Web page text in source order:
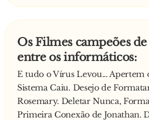
compra um "laptop" com um
telefone celular só para poder
seus amigos em qualquer
O único filme que você viu nos
foi "A Rede", por que você
"download" da versão mpeg. ...
— Mas quem são eles?
— Pode entrar, Carla Perez.
Os Filmes campeões
entre os informáticos:
E tudo o Vírus Levou... Apertem
Sistema Caiu. Desejo de
Rosemary. Deletar Nunca,
Primeira Conexão de Jonathan.